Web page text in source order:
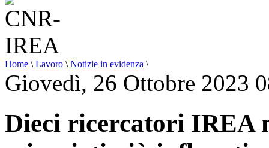
Home \ Lavoro \ Notizie in evidenza \
Giovedì, 26 Ottobre 2023
Dieci ricercatori IREA